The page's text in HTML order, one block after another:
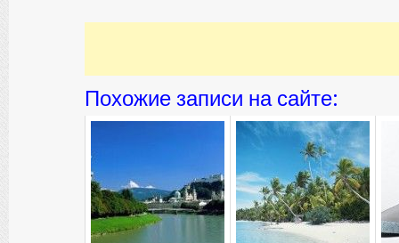
Похожие записи на сайте: